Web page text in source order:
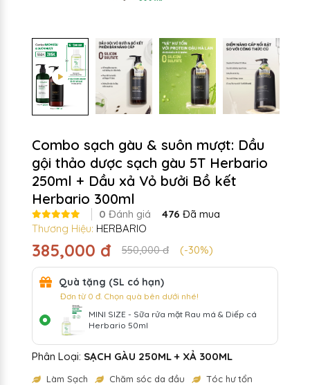
Combo sạch gàu & suôn mượt: Dầu
gội thảo dược sạch gàu 5T Herbario
250ml + Dầu xả Vỏ bưởi Bồ kết
Herbario 300ml
0 Đánh giá 476 Đã mua
Thương Hiệu: HERBARIO
385,000 đ 550,000 đ (-30%)
Quà tặng (SL có hạn)
Đơn từ 0 đ. Chọn quà bên dưới nhé!
MINI SIZE - Sữa rửa mặt Rau má & Diếp cá
Herbario 50ml
Phân Loại: SẠCH GÀU 250ML + XẢ 300ML
Làm Sạch Chăm sóc da đầu
Tóc hư tổn